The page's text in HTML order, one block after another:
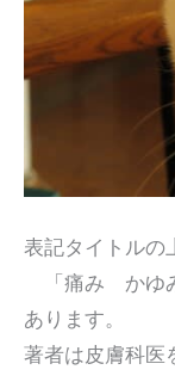
表記タイトルの
「痛み かゆ
あります。
著者は皮膚科医